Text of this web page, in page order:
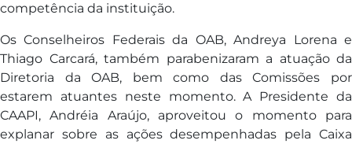
competência da instituição.
Os Conselheiros Federais da OAB, Andreya Lorena e
Thiago Carcará, também parabenizaram a atuação da
Diretoria da OAB, bem como das Comissões por
estarem atuantes neste momento. A Presidente da
CAAPI, Andréia Araújo, aproveitou o momento para
explanar sobre as ações desempenhadas pela Caixa